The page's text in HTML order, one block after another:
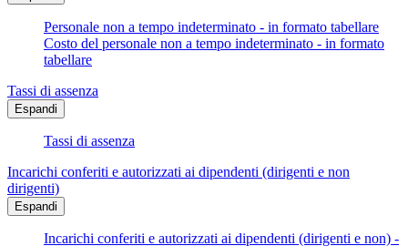
Personale non a tempo indeterminato - in formato tabellare
Costo del personale non a tempo indeterminato - in formato
tabellare
Tassi di assenza
Espandi
Tassi di assenza
Incarichi conferiti e autorizzati ai dipendenti (dirigenti e non
dirigenti)
Espandi
Incarichi conferiti e autorizzati ai dipendenti (dirigenti e non) -